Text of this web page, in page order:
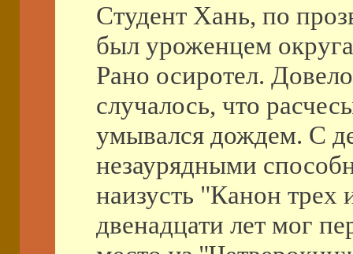
Студент Хань, по
был уроженцем
Рано осиротел.
случалось, что
умывался дождем. С
незаурядными
наизусть "Канон трех
двенадцати лет мог